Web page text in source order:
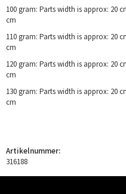
100 gram: Parts width is approx: 20
cm
110 gram: Parts width is approx: 20
cm
120 gram: Parts width is approx: 20
cm
130 gram: Parts width is approx: 20
cm
Artikelnummer:
316188